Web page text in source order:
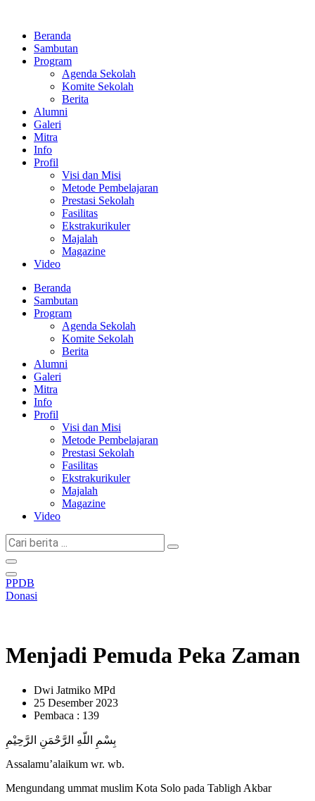
kontenBeranda
Sambutan
Program
Agenda Sekolah
Komite Sekolah
Berita
Alumni
Galeri
Mitra
Info
Profil
Visi dan Misi
Metode Pembelajaran
Prestasi Sekolah
Fasilitas
Ekstrakurikuler
Majalah
Magazine
Video
Beranda
Sambutan
Program
Agenda Sekolah
Komite Sekolah
Berita
Alumni
Galeri
Mitra
Info
Profil
Visi dan Misi
Metode Pembelajaran
Prestasi Sekolah
Fasilitas
Ekstrakurikuler
Majalah
Magazine
Video
Cari
berita
...
PPDB
Donasi
Menjadi Pemuda Peka Zaman
Dwi Jatmiko MPd
25 Desember 2023
Pembaca : 139
بِسْمِ اللّهِ الرَّحْمَنِ الرَّحِيْمِ
Assalamu’alaikum wr. wb.
Mengundang ummat muslim Kota Solo pada Tabligh Akbar